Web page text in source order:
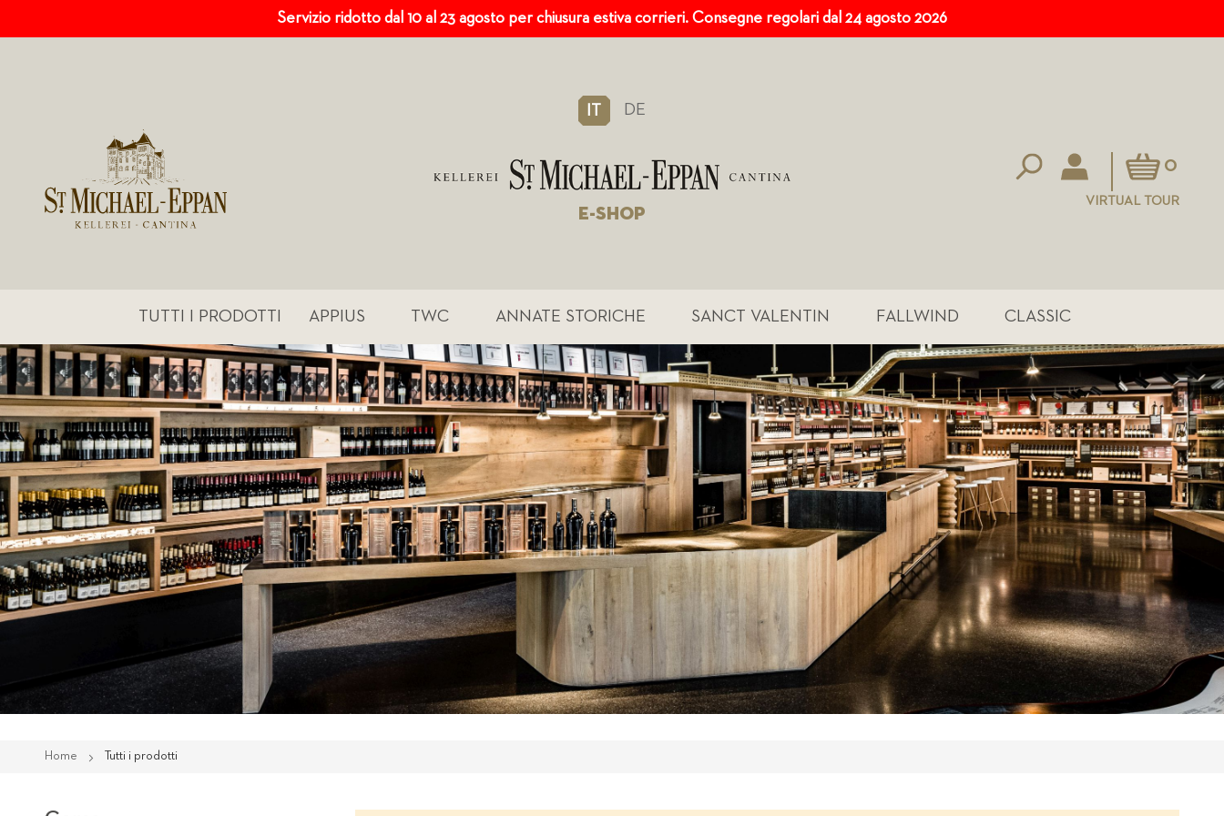
Servizio ridotto dal 10 al 23 agosto per chiusura estiva corrieri. Consegne regolari dal 24 agosto 2026
IT DE
E-SHOP
Carrello0
VIRTUAL TOUR
TUTTI I PRODOTTI APPIUS TWC ANNATE STORICHE SANCT VALENTIN FALLWIND CLASSIC
Home Tutti i prodotti